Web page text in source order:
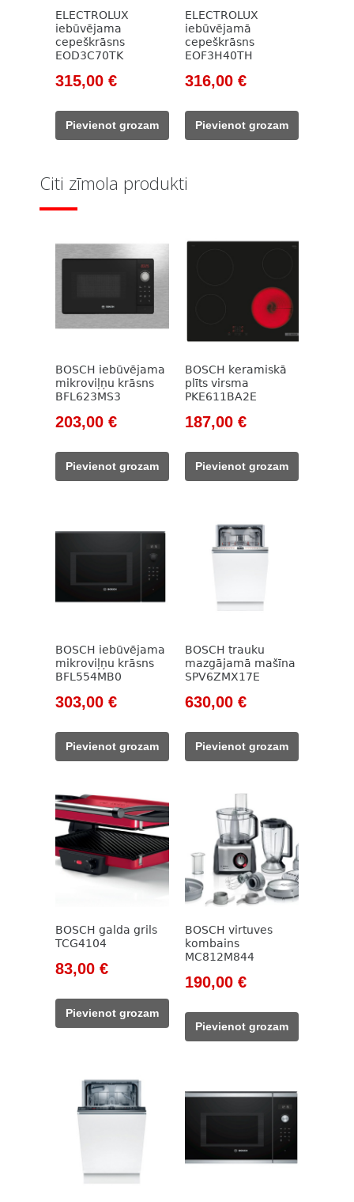
ELECTROLUX
iebūvējama
cepeškrāsns
EOD3C70TK
Original
was:
515,00 €.
315,00 €Current
315,00 €.
Pievienot grozam
ELECTROLUX
iebūvējamā
cepeškrāsns
EOF3H40TH
Original
was:
432,00 €.
316,00 €Current
316,00 €.
Pievienot grozam
Citi zīmola produkti
BOSCH iebūvējama
mikroviļņu krāsns
BFL623MS3
Original
was:
263,00 €.
203,00 €Current
203,00 €.
Pievienot grozam
BOSCH keramiskā
plīts virsma
PKE611BA2E
Original
was:
261,00 €.
187,00 €Current
187,00 €.
Pievienot grozam
BOSCH iebūvējama
mikroviļņu krāsns
BFL554MB0
Original
was:
390,00 €.
303,00 €Current
303,00 €.
Pievienot grozam
BOSCH trauku
mazgājamā mašīna
SPV6ZMX17E
Original
was:
833,00 €.
630,00 €Current
630,00 €.
Pievienot grozam
BOSCH galda grils
TCG4104
Original
was:
111,00 €.
83,00 €Current
Pievienot grozam
BOSCH virtuves
kombains
MC812M844
Original
was:
257,00 €.
190,00 €Current
190,00 €.
Pievienot grozam